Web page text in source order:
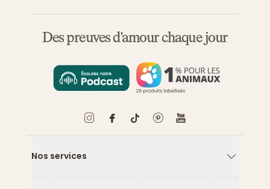
Des preuves d'amour chaque jour
Nos services